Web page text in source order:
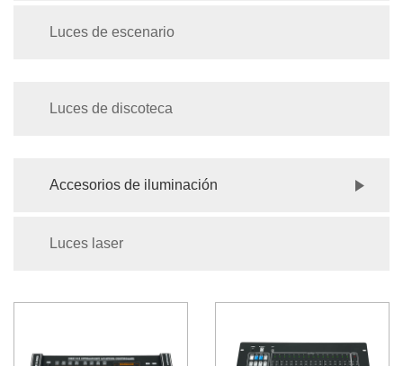
Luces de escenario
Luces de discoteca
Accesorios de iluminación
Luces laser